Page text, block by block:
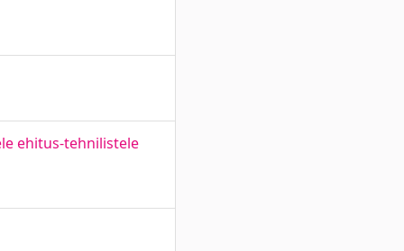
ehitus-tehnilistele